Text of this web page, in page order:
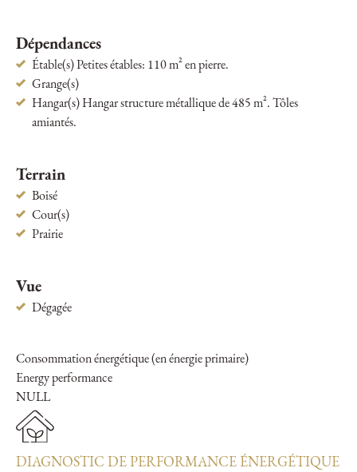
Dépendances
Étable(s) Petites étables: 110 m² en pierre.
Grange(s)
Hangar(s) Hangar structure métallique de 485 m². Tôles
amiantés.
Terrain
Boisé
Cour(s)
Prairie
Vue
Dégagée
Consommation énergétique (en énergie primaire)
Energy performance
NULL
DIAGNOSTIC DE PERFORMANCE ÉNERGÉTIQUE